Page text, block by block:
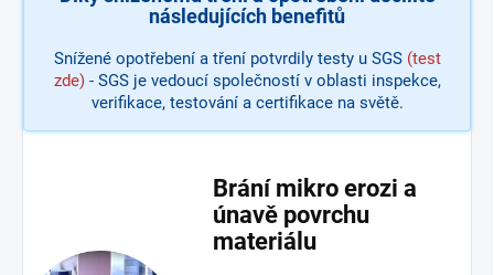
následujících benefitů
Snížené opotřebení a tření potvrdily testy u SGS (test
zde)- SGS je vedoucí společností v oblasti inspekce,
verifikace, testování a certifikace na světě.
Brání mikro erozi a
únavě povrchu
materiálu